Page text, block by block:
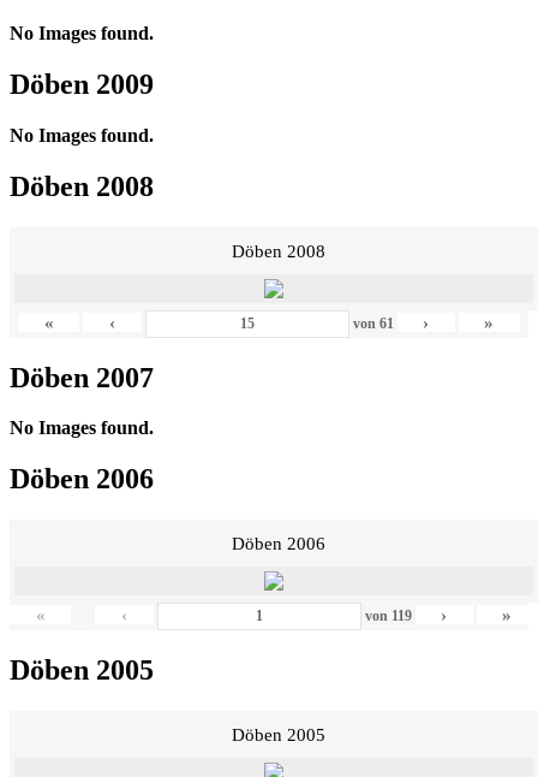
No Images found.
Döben 2009
No Images found.
Döben 2008
Döben 2008
« ‹ von 61 › »
Döben 2007
No Images found.
Döben 2006
Döben 2006
« ‹ von 119 › »
Döben 2005
Döben 2005